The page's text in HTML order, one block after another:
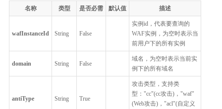
名称 类型 是否必需 默认值 描述
wafInstanceId String False
实例id，代表要查询的
WAF实例，为空时表示当
前用户下的所有实例
domain String False
域名，为空时表示当前实
例下的所有域名
antiType String True
攻击类型，支持类
型："cc"(cc攻击)，"waf"
(Web攻击)，"acl"(自定义